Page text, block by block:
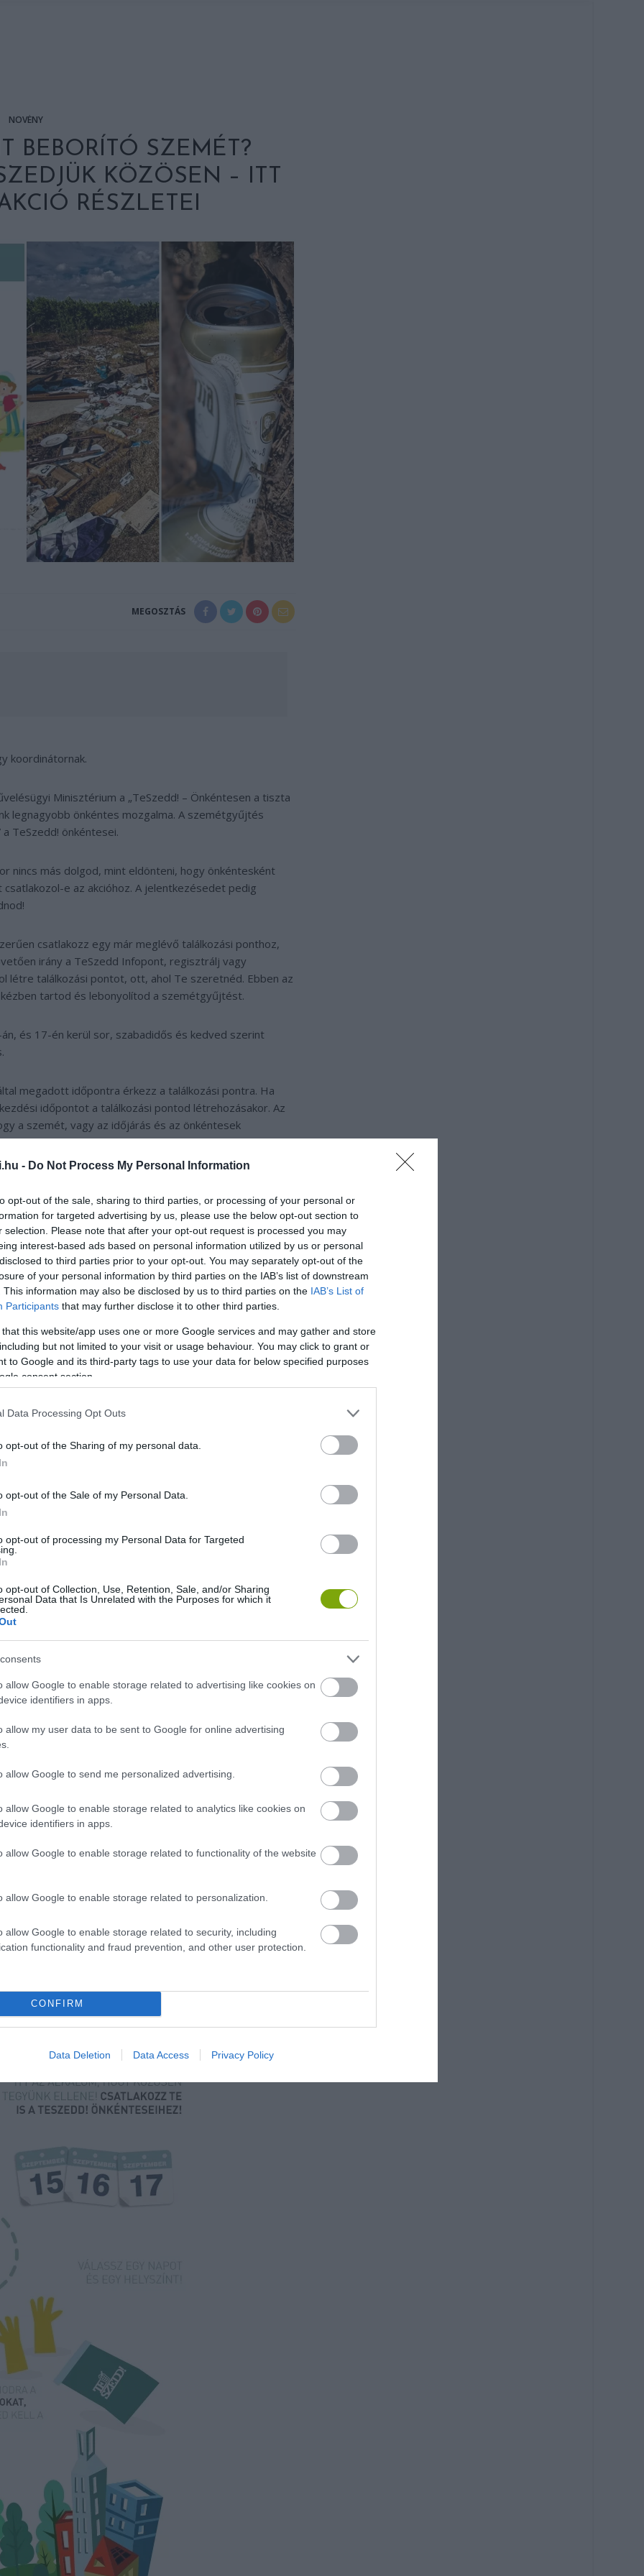
- Do Not Process My Personal Information
opt-out of the sale, sharing to third parties, or processing of your personal or
for targeted advertising by us, please use the below opt-out section to
selection. Please note that after your opt-out request is processed you may
interest-based ads based on personal information utilized by us or personal
to third parties prior to your opt-out. You may separately opt-out of the
of your personal information by third parties on the IAB’s list of downstream
This information may also be disclosed by us to third parties on the IAB’s List of
Participants that may further disclose it to other third parties.
that this website/app uses one or more Google services and may gather and store
but not limited to your visit or usage behaviour. You may click to grant or
to Google and its third-party tags to use your data for below specified purposes
consent section.
Data Processing Opt Outs
opt-out of the Sharing of my personal data.
opt-out of the Sale of my Personal Data.
opt-out of processing my Personal Data for Targeted
opt-out of Collection, Use, Retention, Sale, and/or Sharing
Data that Is Unrelated with the Purposes for which it
allow Google to enable storage related to advertising like cookies on
identifiers in apps.
allow my user data to be sent to Google for online advertising
allow Google to send me personalized advertising.
allow Google to enable storage related to analytics like cookies on
identifiers in apps.
allow Google to enable storage related to functionality of the website
allow Google to enable storage related to personalization.
allow Google to enable storage related to security, including
functionality and fraud prevention, and other user protection.
CONFIRM
Data Deletion Data Access Privacy Policy
NÖVÉNY
BEBORÍTÓ SZEMÉT?
KÖZÖSEN – ITT
RÉSZLETEI
MEGOSZTÁS
koordinátornak.
Minisztérium a „TeSzedd! – Önkéntesen a tiszta
legnagyobb önkéntes mozgalma. A szemétgyűjtés
TeSzedd! önkéntesei.
nincs más dolgod, mint eldönteni, hogy önkéntesként
e az akcióhoz. A jelentkezésedet pedig
csatlakozz egy már meglévő találkozási ponthoz,
irány a TeSzedd Infopont, regisztrálj vagy
létre találkozási pontot, ott, ahol Te szeretnéd. Ebben az
tartod és lebonyolítod a szemétgyűjtést.
és 17-én kerül sor, szabadidős és kedved szerint
megadott időpontra érkezz a találkozási pontra. Ha
időpontot a találkozási pontod létrehozásakor. Az
a szemét, vagy az időjárás és az önkéntesek
az eseményt, akkor a koordinátor segítségével új napot
a TeSzedd! három napja alatt tudtok tartani.
szedjetek, ami nem veszélyezteti a testi
össze az építési-bontási törmeléket,
és elektronikai berendezéseket, vagy például
sem! Össze lehet viszont szedni bármit, ami
gyűjthető, abban elszállítható.
zsákot és kötözőanyagot a szervező biztosítja, és ő
és ártalmatlanításáról is.
5 óra közösségi szolgálatot teljesíthetnek a kötelező
és egy óra az akció utáni értékelésen való
3 órában – részt venni a szemetes helyek
További információ: